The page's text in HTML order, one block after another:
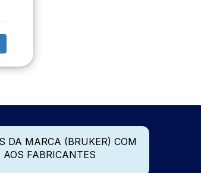
DA MARCA (BRUKER) COM
FABRICANTES